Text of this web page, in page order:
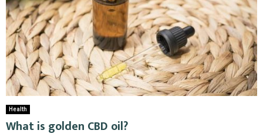
Health
What is golden CBD oil?